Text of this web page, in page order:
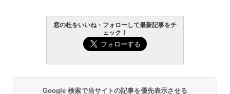
AIイラスト表現辞典: 思い通りの絵を引き
出す プロンプトの言葉 AI画像生成シリー
ズ (はぴーイラストLabo)
ClaudeCode いちばんやさしい 教科書:
Amazon Kindle - 目に優しい、かさばら
ない、大きな画面で読みやすい、6週間持
続バッテリー、6インチディスプレイ電子
￥19,980
窓の杜をいいね・フォローして最新記事をチ
ェック！
Google 検索で当サイトの記事を優先表示させる